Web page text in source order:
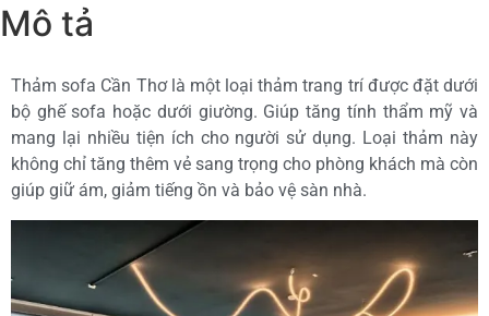
Mô tả
Thảm sofa Cần Thơ là một loại thảm trang trí được đặt dưới
bộ ghế sofa hoặc dưới giường. Giúp tăng tính thẩm mỹ và
mang lại nhiều tiện ích cho người sử dụng. Loại thảm này
không chỉ tăng thêm vẻ sang trọng cho phòng khách mà còn
giúp giữ ám, giảm tiếng ồn và bảo vệ sàn nhà.